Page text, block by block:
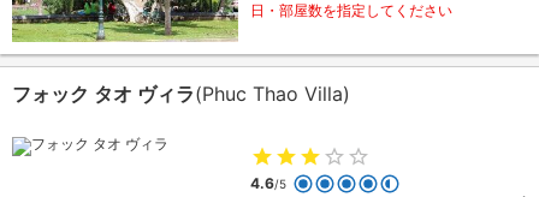
日・部屋数を指定してください
フォック タオ ヴィラ(Phuc Thao Villa)
4.6/5